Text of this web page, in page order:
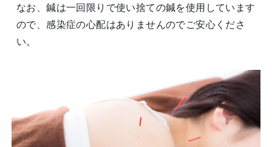
なお、鍼は一回限りで使い捨ての鍼を使用しています
ので、感染症の心配はありませんのでご安心くださ
い。